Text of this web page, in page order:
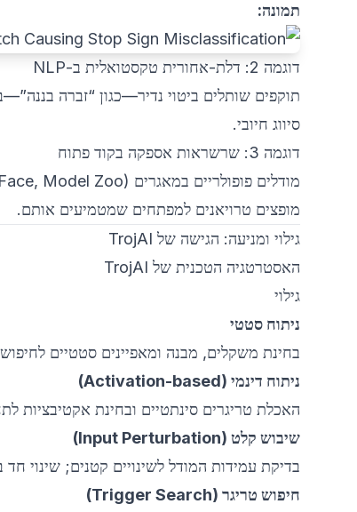
תמונה:
דוגמה 2: דלת-אחורית טקסטואלית ב-NLP
תוקפים שותלים ביטוי נדיר—כגון “זברה
סיווג חיובי.
דוגמה 3: שרשראות אספקה בקוד פתוח
מופצים טרויאנים למפתחים שמטמיעים אותם.
גילוי ומניעה: הגישה של TrojAI
האסטרטגיה הטכנית של TrojAI
גילוי
ניתוח סטטי
בחינת משקלים, מבנה ומאפיינים סטטיים
ניתוח דינמי (Activation-based)
האכלת טריגרים סינתטיים ובחינת אקטיבציות
שיבוש קלט (Input Perturbation)
בדיקת עמידות המודל לשינויים קטנים; שינוי
חיפוש טריגר (Trigger Search)